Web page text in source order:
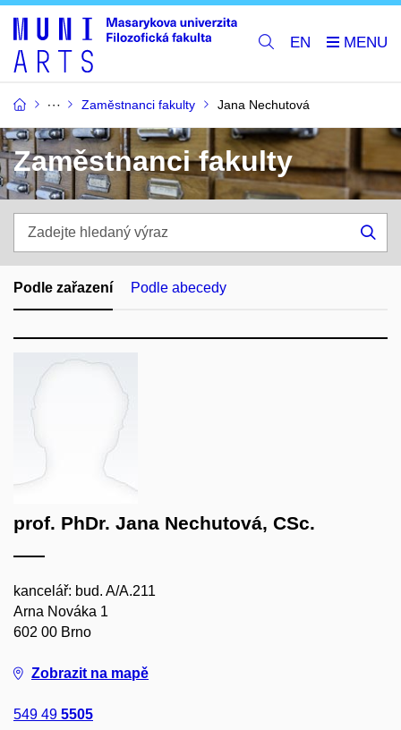
EN
Zaměstnanci fakulty Jana Nechutová
Zaměstnanci fakulty
hledaný
výraz
Podle zařazení Podle abecedy
prof. PhDr. Jana Nechutová, CSc.
kancelář: bud. A/A.211
Arna Nováka 1
602 00 Brno
Zobrazit na mapě
549 49 5505